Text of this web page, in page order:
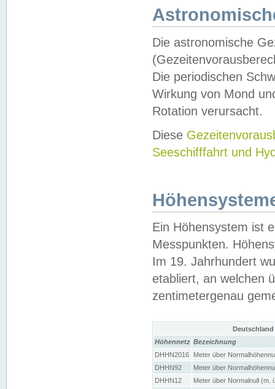
Die astronomische
Die periodischen
Wirkung von Mond
Rotation verursacht.
Diese
Seeschifffahrt und
Ein Höhensystem ist
Messpunkten.
Im 19. Jahrhundert
etabliert, an welchen
zentimetergenau
Höhennetz Bezeichnung
DHHN2016
Meter über
DHHN92
Meter über
DHHN12
Meter über Normalnull (m.